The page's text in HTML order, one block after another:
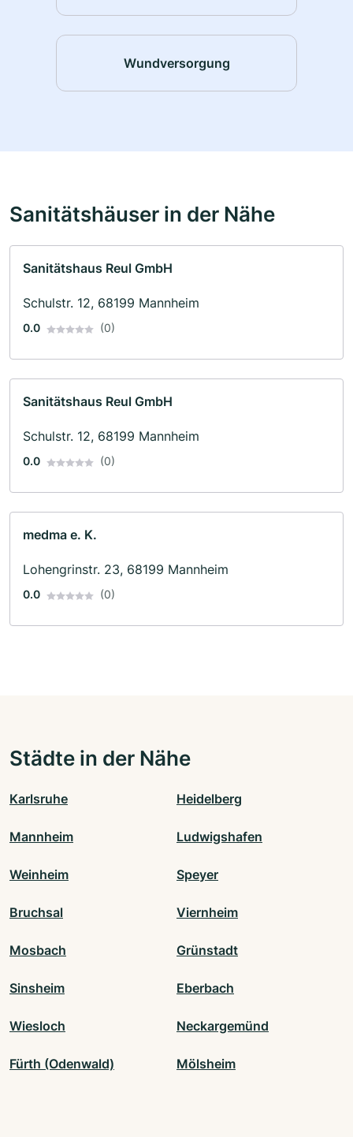
Wundversorgung
Sanitätshäuser in der Nähe
Sanitätshaus Reul GmbH
Schulstr. 12, 68199 Mannheim
0.0 (0)
Sanitätshaus Reul GmbH
Schulstr. 12, 68199 Mannheim
0.0 (0)
medma e. K.
Lohengrinstr. 23, 68199 Mannheim
0.0 (0)
Städte in der Nähe
Karlsruhe Heidelberg
Mannheim Ludwigshafen
Weinheim Speyer
Bruchsal Viernheim
Mosbach Grünstadt
Sinsheim Eberbach
Wiesloch Neckargemünd
Fürth (Odenwald) Mölsheim